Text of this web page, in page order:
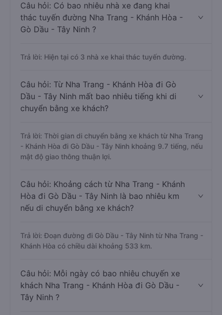
Câu hỏi: Có bao nhiêu nhà xe đang khai
thác tuyến đường Nha Trang - Khánh Hòa -
Gò Dầu - Tây Ninh ?
Trả lời: Hiện tại có 3 nhà xe khai thác tuyến đường.
Câu hỏi: Từ Nha Trang - Khánh Hòa đi Gò
Dầu - Tây Ninh mất bao nhiêu tiếng khi di
chuyển bằng xe khách?
Trả lời: Thời gian di chuyển bằng xe khách từ Nha Trang
- Khánh Hòa đi Gò Dầu - Tây Ninh khoảng 9.7 tiếng, nếu
mật độ giao thông thuận lợi.
Câu hỏi: Khoảng cách từ Nha Trang - Khánh
Hòa đi Gò Dầu - Tây Ninh là bao nhiêu km
nếu di chuyển bằng xe khách?
Trả lời: Đoạn đường đi Gò Dầu - Tây Ninh từ Nha Trang -
Khánh Hòa có chiều dài khoảng 533 km.
Câu hỏi: Mỗi ngày có bao nhiêu chuyến xe
khách Nha Trang - Khánh Hòa đi Gò Dầu -
Tây Ninh ?